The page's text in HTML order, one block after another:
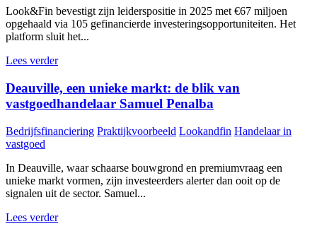
Look&Fin bevestigt zijn leiderspositie in 2025 met €67 miljoen
opgehaald via 105 gefinancierde investeringsopportuniteiten. Het
platform sluit het...
Lees verder
Deauville, een unieke markt: de blik van
vastgoedhandelaar Samuel Penalba
Bedrijfsfinanciering Praktijkvoorbeeld Lookandfin Handelaar in
vastgoed
In Deauville, waar schaarse bouwgrond en premiumvraag een
unieke markt vormen, zijn investeerders alerter dan ooit op de
signalen uit de sector. Samuel...
Lees verder